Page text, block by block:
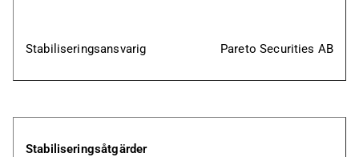
Stabiliseringsansvarig Pareto Securities AB
Stabiliseringsåtgärder